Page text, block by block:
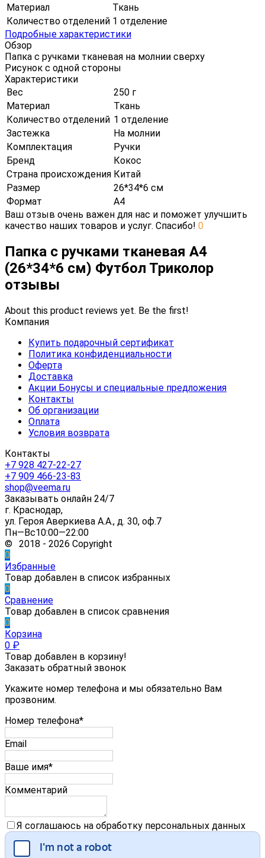
Материал
Ткань
Количество отделений 1 отделение
Подробные характеристики
Обзор
Папка с ручками тканевая на молнии сверху
Рисунок с одной стороны
Характеристики
Вес
250 г
Материал
Ткань
Количество отделений 1 отделение
Застежка
На молнии
Комплектация
Ручки
Бренд
Кокос
Страна происхождения Китай
Размер
26*34*6 см
Формат
А4
Ваш отзыв очень важен для нас и поможет улучшить
качество наших товаров и услуг. Спасибо! 0
Папка с ручками тканевая А4
(26*34*6 см) Футбол Триколор
отзывы
About this product reviews yet. Be the first!
Компания
Купить подарочный сертификат
Политика конфиденциальности
Оферта
Доставка
Акции Бонусы и специальные предложения
Контакты
Об организации
Оплата
Условия возврата
Контакты
+7 928 427-22-27
+7 909 466-23-83
shop@veema.ru
Заказывать онлайн 24/7
г. Краснодар,
ул. Героя Аверкиева А.А., д. 30, оф.7
Пн—Вс10:00—22:00
© 2018 - 2026 Copyright
0
Избранные
Товар добавлен в список избранных
0
Сравнение
Товар добавлен в список сравнения
0
Корзина
0 ₽
Товар добавлен в корзину!
Заказать обратный звонок
Укажите номер телефона и мы обязательно Вам
прозвоним.
Номер телефона*
Email
Ваше имя*
Комментарий
Я соглашаюсь на обработку персональных данных